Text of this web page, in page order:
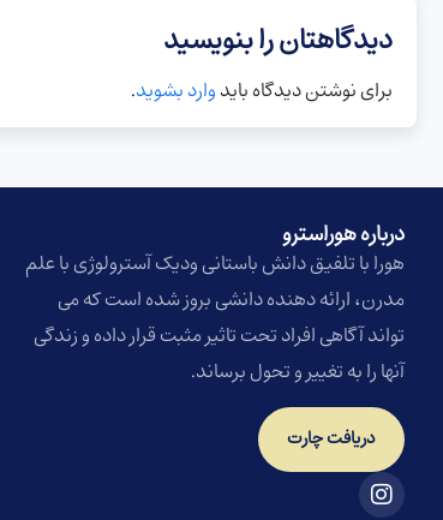
دیدگاهتان را بنویسید
برای نوشتن دیدگاه بایدوارد بشوید.
درباره هوراسترو​
هورا با تلفیق دانش باستانی ودیک آسترولوژی با علم
مدرن، ارائه دهنده دانشی بروز شده است که می
تواند آگاهی افراد تحت تاثیر مثبت قرار داده و زندگی
آنها را به تغییر و تحول برساند.
دریافت چارت